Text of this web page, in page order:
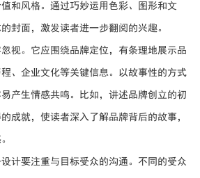
和风格。通过巧妙运用色彩、图形和文
封面，激发读者进一步翻阅的兴趣。
视。它应围绕品牌定位，有条理地展示品
、企业文化等关键信息。以故事性的方式
产生情感共鸣。比如，讲述品牌创立的初
成就，使读者深入了解品牌背后的故事，
计要注重与目标受众的沟通。不同的受众